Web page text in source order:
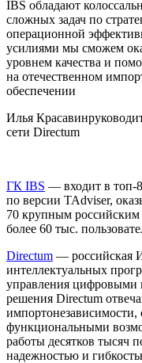
IBS обладают
сложных задач по
операционной
усилиями мы сможем
уровнем качества и
на отечественном
обеспечении
Илья Красавин
сети Directum
ГК IBS — входит в топ-
по версии TAdviser,
70 крупным
более 60 тыс.
Directum — российская
интеллектуальных
управления цифровыми
решения Directum
функциональными
работы десятков тысяч
надежностью и